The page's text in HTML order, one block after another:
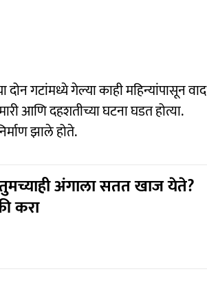
गटांमध्ये गेल्या काही महिन्यांपासून वाद
आणि दहशतीच्या घटना घडत होत्या.
झाले होते.
अंगाला सतत खाज येते?
करा